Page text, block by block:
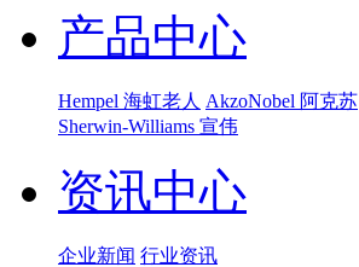
产品中心
Hempel 海虹老人 AkzoNobel 阿克苏
Sherwin-Williams 宣伟
资讯中心
企业新闻 行业资讯